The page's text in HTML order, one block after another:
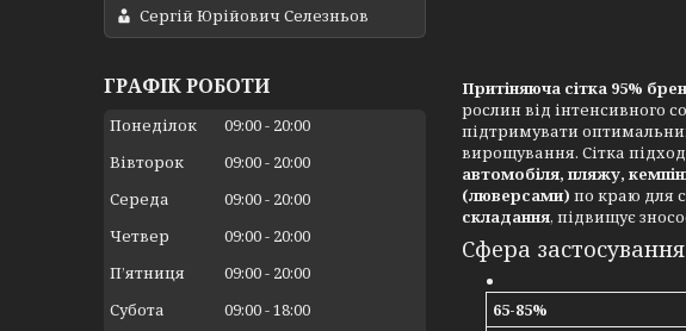
Притіняюча сітка 95%
рослин від інтенсивного
підтримувати
вирощування. Сітка
автомобіля, пляжу,
(люверсами) по краю для
складання, підвищує
Сфера застосування
65-85%
Сергій Юрійович Селезньов
ГРАФІК РОБОТИ
Понеділок 09:00
20:00
Вівторок
09:00
20:00
Середа
09:00
20:00
Четвер
09:00
20:00
Пʼятниця
09:00
20:00
Субота
09:00 18:00